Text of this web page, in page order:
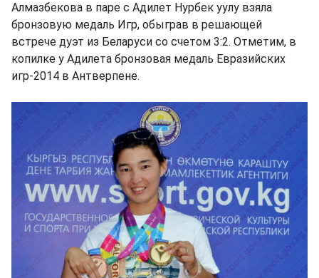
Алмазбекова в паре с Адилет Нурбек уулу взяла
бронзовую медаль Игр, обыграв в решающей
встрече дуэт из Беларуси со счетом 3:2. Отметим, в
копилке у Адилета бронзовая медаль Евразийских
игр-2014 в Антверпене.